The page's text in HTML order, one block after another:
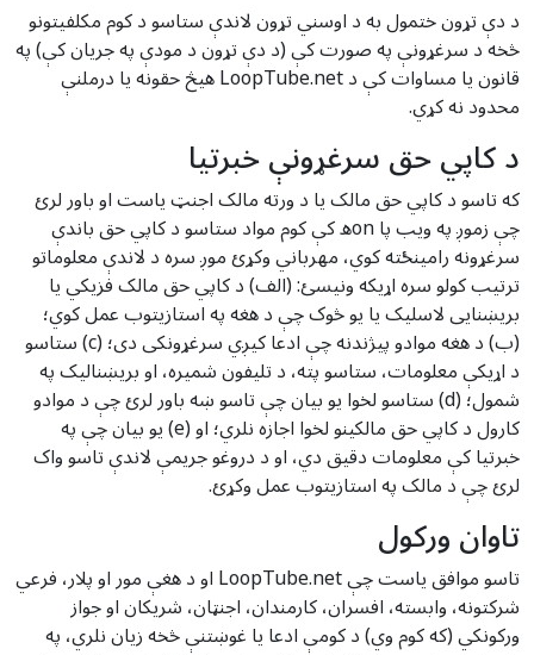
د دې تړون ختمول به د اوسني تړون لاندې ستاسو د کوم مکلفیتونو
څخه د سرغړونې په صورت کې (د دې تړون د مودې په جریان کې) په
قانون یا مساوات کې د LoopTube.net هیڅ حقونه یا درملنې
محدود نه کړي.
د کاپي حق سرغړونې خبرتیا
که تاسو د کاپي حق مالک یا د ورته مالک اجنټ یاست او باور لرئ
چې زموږ په ویب پا onه کې کوم مواد ستاسو د کاپي حق باندې
سرغړونه رامینځته کوي، مهرباني وکړئ موږ سره د لاندې معلوماتو
ترتیب کولو سره اړیکه ونیسئ: (الف) د کاپي حق مالک فزیکي یا
بریښنایی لاسلیک یا یو څوک چې د هغه په استازیتوب عمل کوي؛
(ب) د هغه موادو پیژندنه چې ادعا کیږي سرغړونکی دی؛ (c) ستاسو
د اړیکې معلومات، ستاسو پته، د تلیفون شمیره، او بریښنالیک په
شمول؛ (d) ستاسو لخوا یو بیان چې تاسو ښه باور لرئ چې د موادو
کارول د کاپي حق مالکینو لخوا اجازه نلري؛ او (e) یو بیان چې په
خبرتیا کې معلومات دقیق دي، او د دروغو جریمې لاندې تاسو واک
لرئ چې د مالک په استازیتوب عمل وکړئ.
تاوان ورکول
تاسو موافق یاست چې LoopTube.net او د هغې مور او پلار، فرعي
شرکتونه، وابسته، افسران، کارمندان، اجنټان، شریکان او جواز
ورکونکي (که کوم وي) د کومې ادعا یا غوښتنې څخه زیان نلري، په